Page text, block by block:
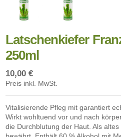
Latschenkiefer
250ml
10,00 €
Preis inkl. MwSt.
Vitalisierende Pfleg mit garantiert
Wirkt wohltuend vor und nach
die Durchblutung der Haut. Als